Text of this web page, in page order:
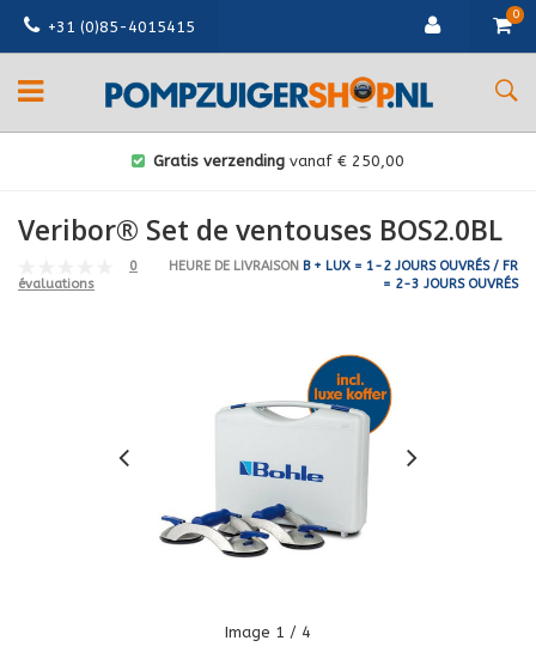
+31 (0)85-4015415
0
Gratis verzending vanaf € 250,00
Veribor® Set de ventouses BOS2.0BL
0
évaluations
HEURE DE LIVRAISON B + LUX = 1-2 JOURS OUVRÉS / FR
= 2-3 JOURS OUVRÉS
Image 1 / 4